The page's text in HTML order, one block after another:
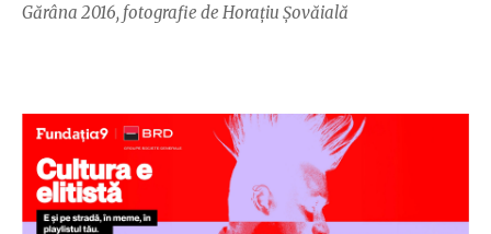
Gărâna 2016, fotografie de Horațiu Șovăială